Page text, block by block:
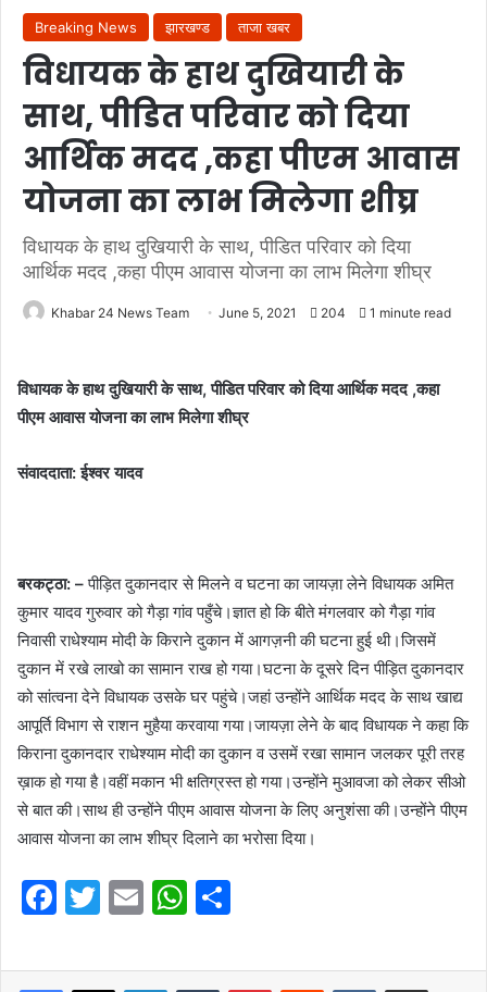
Breaking News झारखण्ड ताजा खबर
विधायक के हाथ दुखियारी के
साथ, पीडित परिवार को दिया
आर्थिक मदद ,कहा पीएम आवास
योजना का लाभ मिलेगा शीघ्र
विधायक के हाथ दुखियारी के साथ, पीडित परिवार को दिया
आर्थिक मदद ,कहा पीएम आवास योजना का लाभ मिलेगा शीघ्र
Khabar 24 News Team June 5, 2021 204 1 minute read
विधायक के हाथ दुखियारी के साथ, पीडित परिवार को दिया आर्थिक मदद ,कहा
पीएम आवास योजना का लाभ मिलेगा शीघ्र
संवाददाता: ईश्वर यादव
बरकट्ठा: –पीड़ित दुकानदार से मिलने व घटना का जायज़ा लेने विधायक अमित
कुमार यादव गुरुवार को गैड़ा गांव पहुँचे।ज्ञात हो कि बीते मंगलवार को गैड़ा गांव
निवासी राधेश्याम मोदी के किराने दुकान में आगज़नी की घटना हुई थी।जिसमें
दुकान में रखे लाखो का सामान राख हो गया।घटना के दूसरे दिन पीड़ित दुकानदार
को सांत्वना देने विधायक उसके घर पहुंचे।जहां उन्होंने आर्थिक मदद के साथ खाद्य
आपूर्ति विभाग से राशन मुहैया करवाया गया।जायज़ा लेने के बाद विधायक ने कहा कि
किराना दुकानदार राधेश्याम मोदी का दुकान व उसमें रखा सामान जलकर पूरी तरह
ख़ाक हो गया है।वहीं मकान भी क्षतिग्रस्त हो गया।उन्होंने मुआवजा को लेकर सीओ
से बात की।साथ ही उन्होंने पीएम आवास योजना के लिए अनुशंसा की।उन्होंने पीएम
आवास योजना का लाभ शीघ्र दिलाने का भरोसा दिया।
F
c
T
itt
E
ai
W
at ar